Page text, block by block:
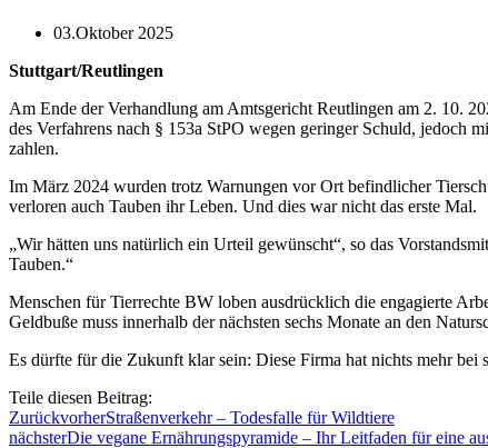
03.Oktober 2025
Stuttgart/Reutlingen
Am Ende der Verhandlung am Amtsgericht Reutlingen am 2. 10.
des Verfahrens nach § 153a StPO wegen geringer Schuld, jedoch
zahlen.
Im März 2024 wurden trotz Warnungen vor Ort befindlicher
verloren auch Tauben ihr Leben. Und dies war nicht das erste Mal.
„Wir hätten uns natürlich ein Urteil gewünscht“, so das
Tauben.“
Menschen für Tierrechte BW loben ausdrücklich die engagierte
Geldbuße muss innerhalb der nächsten sechs Monate an den
Es dürfte für die Zukunft klar sein: Diese Firma hat nichts mehr
Teile diesen Beitrag:
ZurückvorherStraßenverkehr – Todesfalle für Wildtiere
nächsterDie vegane Ernährungspyramide – Ihr Leitfaden für eine